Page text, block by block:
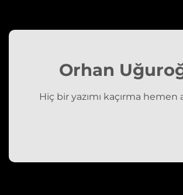
Orhan
Hiç bir yazımı kaçırma hemen